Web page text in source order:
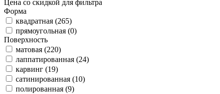
Цена со скидкой для фильтра
Форма
квадратная (265)
прямоугольная (0)
Поверхность
матовая (220)
лаппатированная (24)
карвинг (19)
сатинированная (10)
полированная (9)